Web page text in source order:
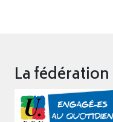
La fédération